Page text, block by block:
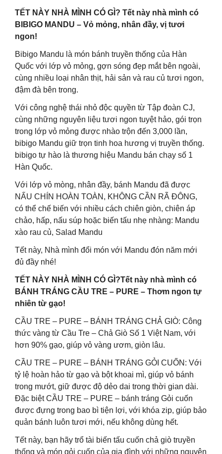
TẾT NÀY NHÀ MÌNH CÓ GÌ? Tết này nhà mình có
BIBIGO MANDU – Vỏ mỏng, nhân đầy, vị tươi
ngon!
Bibigo Mandu là món bánh truyền thống của Hàn
Quốc với lớp vỏ mỏng, gợn sóng đẹp mắt bên ngoài,
cùng nhiều loại nhân thịt, hải sản và rau củ tươi ngon,
đậm đà bên trong.
Với công nghệ thái nhỏ độc quyền từ Tập đoàn CJ,
cùng những nguyên liệu tươi ngon tuyệt hảo, gói trọn
trong lớp vỏ mỏng được nhào trộn đến 3,000 lần,
bibigo Mandu giữ trọn tinh hoa hương vị truyền thống.
bibigo tự hào là thương hiệu Mandu bán chạy số 1
Hàn Quốc.
Với lớp vỏ mòng, nhân đầy, bánh Mandu đã được
NẤU CHÍN HOÀN TOÀN, KHÔNG CẦN RÃ ĐÔNG,
có thể chế biến với nhiều cách chiên giòn, chiên áp
chảo, hấp, nấu súp hoặc biến tấu nhẹ nhàng: Mandu
xào rau củ, Salad Mandu
Tết này, Nhà mình đổi món với Mandu đón năm mới
đủ đầy nhé!
TẾT NÀY NHÀ MÌNH CÓ GÌ?Tết này nhà mình có
BÁNH TRÁNG CẦU TRE – PURE – Thơm ngon tự
nhiên từ gạo!
CẦU TRE – PURE – BÁNH TRÁNG CHẢ GIÒ: Công
thức vàng từ Cầu Tre – Chả Giò Số 1 Việt Nam, với
hơn 90% gạo, giúp vỏ vàng ươm, giòn lâu.
CẦU TRE – PURE – BÁNH TRÁNG GỎI CUỐN: Với
tỷ lệ hoàn hảo từ gạo và bột khoai mì, giúp vỏ bánh
trong mướt, giữ được độ dẻo dai trong thời gian dài.
Đặc biệt CẦU TRE – PURE – bánh tráng Gỏi cuốn
được đựng trong bao bì tiện lợi, với khóa zip, giúp bảo
quản bánh luôn tươi mới, nếu không dùng hết.
Tết này, bạn hãy trổ tài biến tấu cuốn chả giò truyền
thống và món gỏi cuốn của gia đình với những nguyên